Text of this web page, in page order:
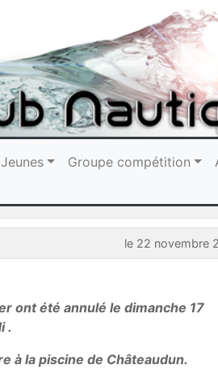
Jeunes Groupe compétition
le 22 novembre
ont été annulé le dimanche 17
.
à la piscine de Châteaudun.